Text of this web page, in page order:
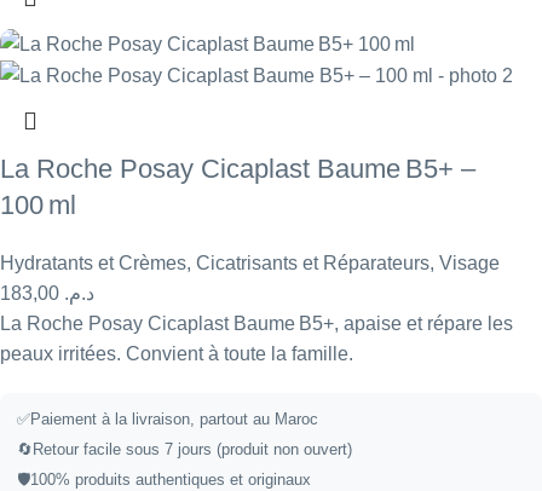
La Roche Posay Cicaplast Baume B5+ –
100 ml
Hydratants et Crèmes, Cicatrisants et Réparateurs, Visage
د.م.
La Roche Posay Cicaplast Baume B5+, apaise et répare les
peaux irritées. Convient à toute la famille.
✅Paiement à la livraison, partout au Maroc
🔄 Retour facile sous 7 jours (produit non ouvert)
🛡️100% produits authentiques et originaux